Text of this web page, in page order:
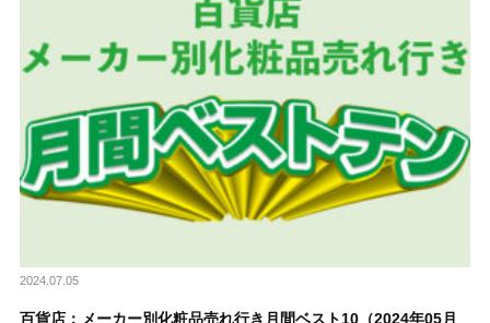
2024.07.05
百貨店：メーカー別化粧品売れ行き月間ベスト10（2024年05月